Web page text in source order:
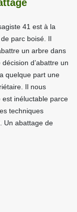
41 est à la
parc boisé. Il
un arbre dans
d’abattre un
quelque part une
Il nous
est inéluctable parce
techniques
Un abattage de